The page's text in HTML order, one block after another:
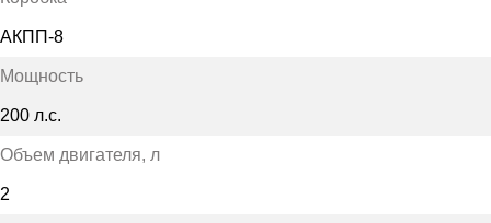
АКПП-8
Мощность
200 л.с.
Объем двигателя, л
2